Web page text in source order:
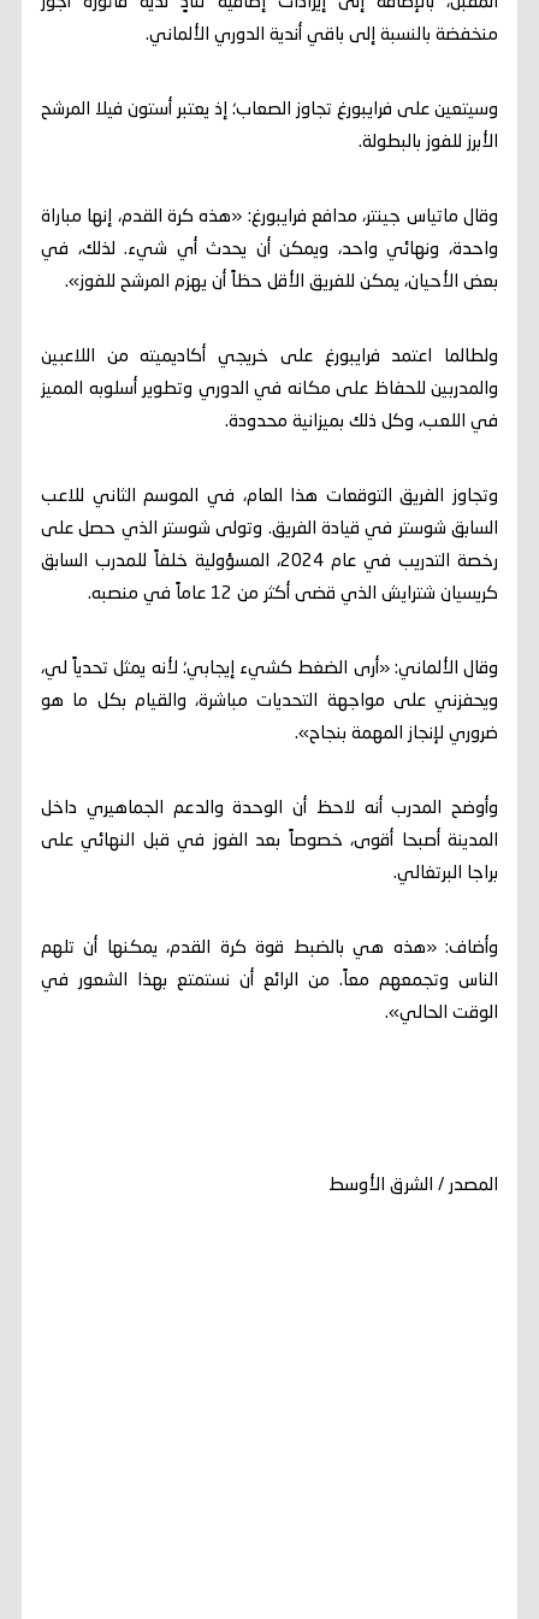
منخفضة بالنسبة إلى باقي أندية الدوري الألماني.
وسيتعين على فرايبورغ تجاوز الصعاب؛ إذ يعتبر أستون فيلا المرشح
الأبرز للفوز بالبطولة.
وقال ماتياس جينتر، مدافع فرايبورغ: «هذه كرة القدم، إنها مباراة
واحدة، ونهائي واحد، ويمكن أن يحدث أي شيء. لذلك، في
بعض الأحيان، يمكن للفريق الأقل حظاً أن يهزم المرشح للفوز».
ولطالما اعتمد فرايبورغ على خريجي أكاديميته من اللاعبين
والمدربين للحفاظ على مكانه في الدوري وتطوير أسلوبه المميز
في اللعب، وكل ذلك بميزانية محدودة.
وتجاوز الفريق التوقعات هذا العام، في الموسم الثاني للاعب
السابق شوستر في قيادة الفريق. وتولى شوستر الذي حصل على
رخصة التدريب في عام 2024، المسؤولية خلفاً للمدرب السابق
كريسيان شترايش الذي قضى أكثر من 12 عاماً في منصبه.
وقال الألماني: «أرى الضغط كشيء إيجابي؛ لأنه يمثل تحدياً لي،
ويحفزني على مواجهة التحديات مباشرة، والقيام بكل ما هو
ضروري لإنجاز المهمة بنجاح».
وأوضح المدرب أنه لاحظ أن الوحدة والدعم الجماهيري داخل
المدينة أصبحا أقوى، خصوصاً بعد الفوز في قبل النهائي على
براجا البرتغالي.
وأضاف: «هذه هي بالضبط قوة كرة القدم، يمكنها أن تلهم
الناس وتجمعهم معاً. من الرائع أن نستمتع بهذا الشعور في
الوقت الحالي».
المصدر / الشرق الأوسط